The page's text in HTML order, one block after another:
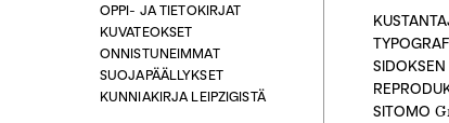
OPPI- JA TIETOKIRJAT
KUVATEOKSET
ONNISTUNEIMMAT
SUOJAPÄÄLLYKSET
KUNNIAKIRJA LEIPZIGISTÄ
SITOMO